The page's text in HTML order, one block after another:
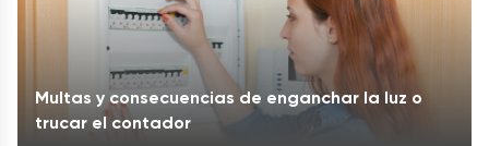
Multas y consecuencias de enganchar la luz o
trucar el contador